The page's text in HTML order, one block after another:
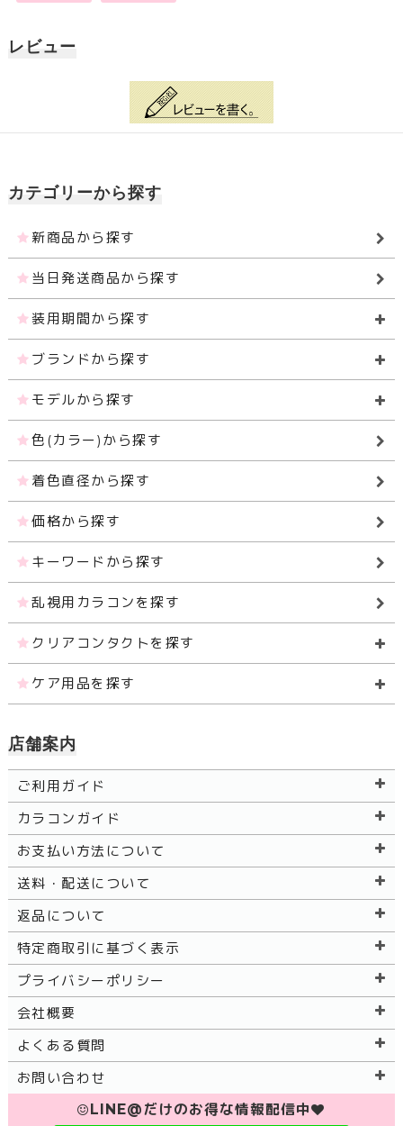
レビュー
カテゴリーから探す
新商品から探す
当日発送商品から探す
装用期間から探す
ブランドから探す
モデルから探す
色(カラー)から探す
着色直径から探す
価格から探す
キーワードから探す
乱視用カラコンを探す
クリアコンタクトを探す
ケア用品を探す
店舗案内
ご利用ガイド
カラコンガイド
お支払い方法について
送料・配送について
返品について
特定商取引に基づく表示
プライバシーポリシー
会社概要
よくある質問
お問い合わせ
LINE@だけのお得な情報配信中